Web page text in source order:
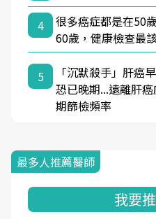
4
很多癌症都是在50
60歲，健康檢查最
5
「沉默殺手」肝癌
恐已晚期...遠離肝
期篩檢頻率
最多人推薦醫師
我要